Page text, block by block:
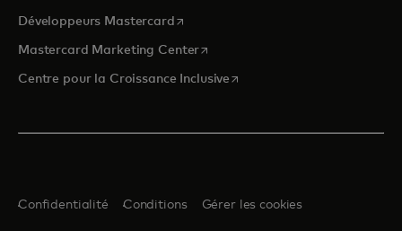
Développeurs Mastercards’ouvre dans un nouvel onglet
Mastercard Marketing Centers’ouvre dans un nouvel onglet
Centre pour la Croissance Inclusive s’ouvre dans un nouvel
Confidentialité Conditions Gérer les cookies